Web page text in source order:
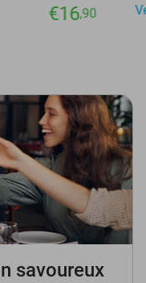
€16,90
savoureux